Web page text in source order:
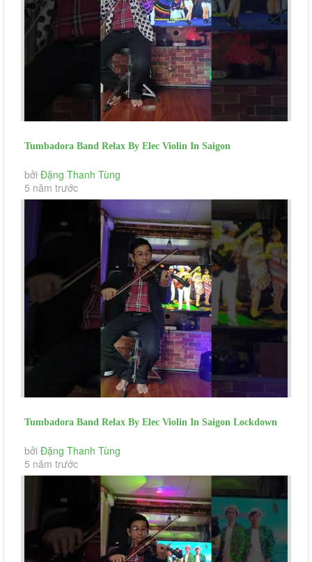
Tumbadora Band Relax By Elec Violin In Saigon
Lockdownday 22nd Can U Feel...
bởi Đặng Thanh Tùng
5 năm trước
Tumbadora Band Relax By Elec Violin In Saigon Lockdown
When You Say Nothing...
bởi Đặng Thanh Tùng
5 năm trước